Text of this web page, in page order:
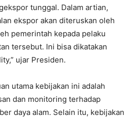
tunggal. Dalam artian,
ekspor akan diteruskan oleh
pemerintah kepada pelaku
tersebut. Ini bisa dikatakan
ujar Presiden.
utama kebijakan ini adalah
dan monitoring terhadap
daya alam. Selain itu, kebijakan